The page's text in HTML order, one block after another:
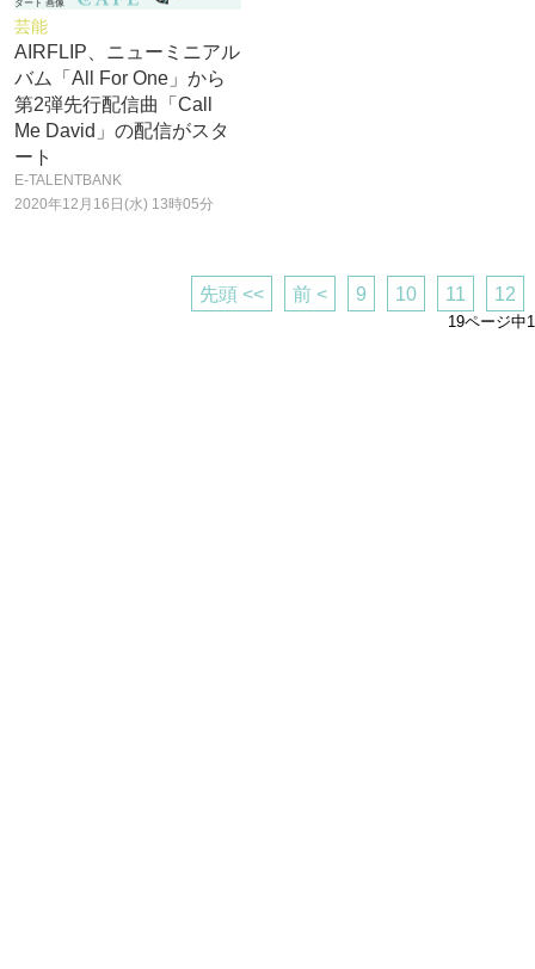
芸能
AIRFLIP、ニューミニアル
バム「All For One」から
第2弾先行配信曲「Call
Me David」の配信がスタ
ート
E-TALENTBANK
2020年12月16日(水) 13時05分
先頭 << 前 < 9 10 11 12
19ページ中